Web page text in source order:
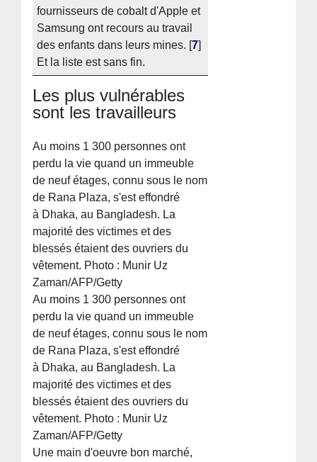
fournisseurs de cobalt d'Apple et
Samsung ont recours au travail
des enfants dans leurs mines. [7]
Et la liste est sans fin.
Les plus vulnérables
sont les travailleurs
Au moins 1 300 personnes ont
perdu la vie quand un immeuble
de neuf étages, connu sous le nom
de Rana Plaza, s'est effondré
à Dhaka, au Bangladesh. La
majorité des victimes et des
blessés étaient des ouvriers du
vêtement. Photo : Munir Uz
Zaman/AFP/Getty
Au moins 1 300 personnes ont
perdu la vie quand un immeuble
de neuf étages, connu sous le nom
de Rana Plaza, s'est effondré
à Dhaka, au Bangladesh. La
majorité des victimes et des
blessés étaient des ouvriers du
vêtement. Photo : Munir Uz
Zaman/AFP/Getty
Une main d'oeuvre bon marché,